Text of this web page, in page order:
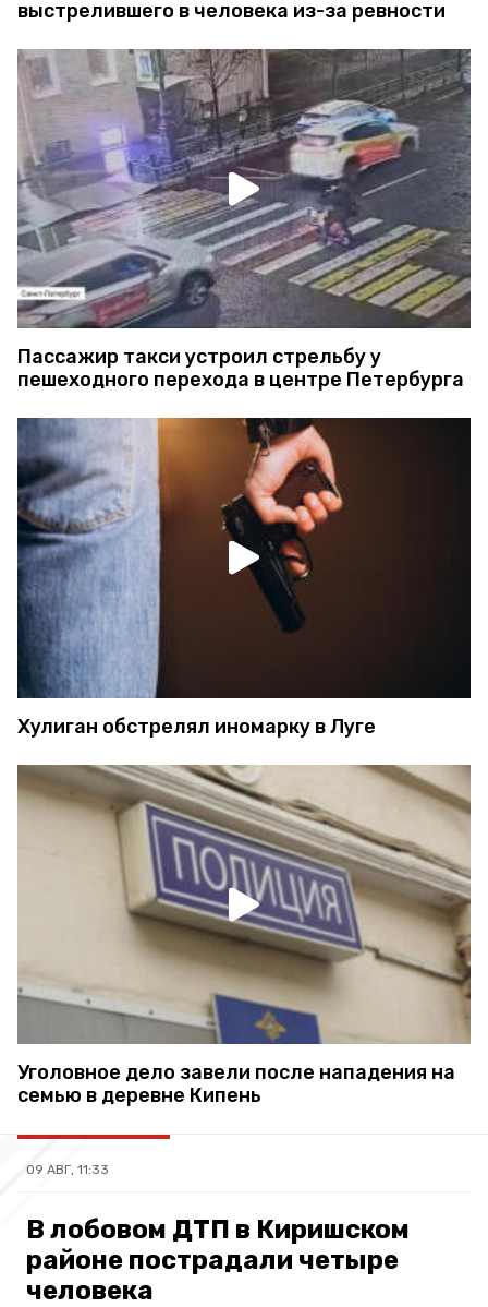
выстрелившего в человека из-за ревности
Пассажир такси устроил стрельбу у
пешеходного перехода в центре Петербурга
Хулиган обстрелял иномарку в Луге
Уголовное дело завели после нападения на
семью в деревне Кипень
09 АВГ, 11:33
В лобовом ДТП в Киришском
районе пострадали четыре
человека